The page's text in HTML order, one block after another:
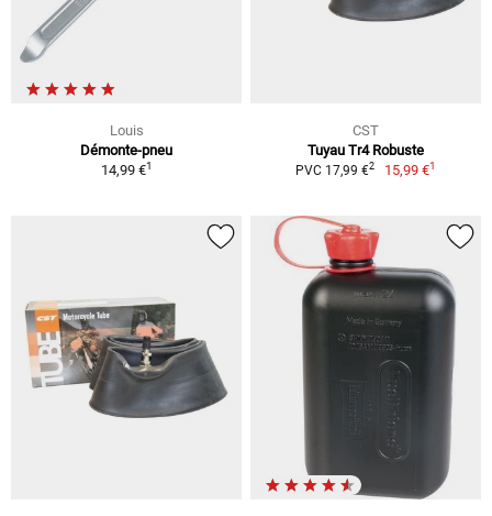
Louis
Démonte-pneu
14,99 €1
CST
Tuyau Tr4 Robuste
PVC 17,99 €2 15,99 €1